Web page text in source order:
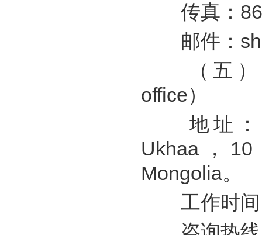
传真：86-
邮件：
（五） 蒙
office）
地址：
Ukhaa，10
Mongolia。
工作时间